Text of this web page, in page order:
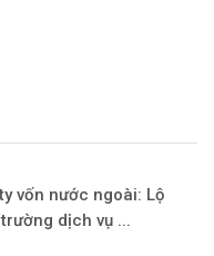
vốn nước ngoài: Lộ
dịch vụ ...